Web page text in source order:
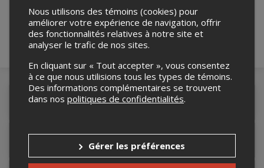
Détails de l'événement
Lieu de l'événement
Nous utilisons des témoins (cookies) pour
améliorer votre expérience de navigation, offrir
des fonctionnalités relatives à notre site et
analyser le trafic de nos sites.
En cliquant sur « Tout accepter », vous consentez
à ce que nous utilisions tous les types de témoins.
Des informations complémentaires se trouvent
dans nos politiques de confidentialités.
Gérer les préférences